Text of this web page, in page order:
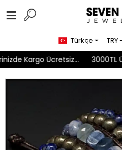
Kargo Ücretsiz... 3000TL
Türkçe TRY